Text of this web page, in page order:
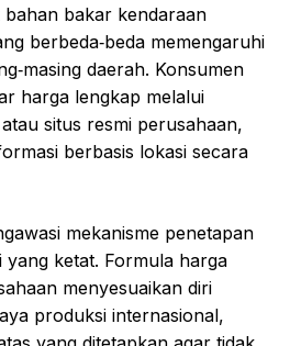
bakar kendaraan
berbeda‑beda memengaruhi
daerah. Konsumen
harga lengkap melalui
situs resmi perusahaan,
berbasis lokasi secara
mekanisme penetapan
yang ketat. Formula harga
menyesuaikan diri
produksi internasional,